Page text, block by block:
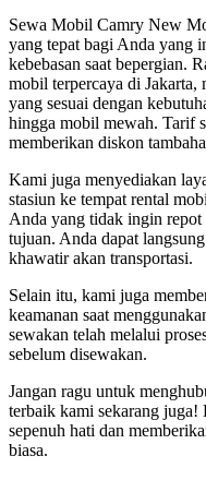
Sewa Mobil Camry New
yang tepat bagi Anda yang
kebebasan saat bepergian.
mobil terpercaya di
yang sesuai dengan
hingga mobil mewah. Tarif
memberikan diskon
Kami juga menyediakan
stasiun ke tempat rental
Anda yang tidak ingin repot
tujuan. Anda dapat
khawatir akan transportasi.
Selain itu, kami juga
keamanan saat
sewakan telah melalui
sebelum disewakan.
Jangan ragu untuk
terbaik kami sekarang juga!
sepenuh hati dan
biasa.